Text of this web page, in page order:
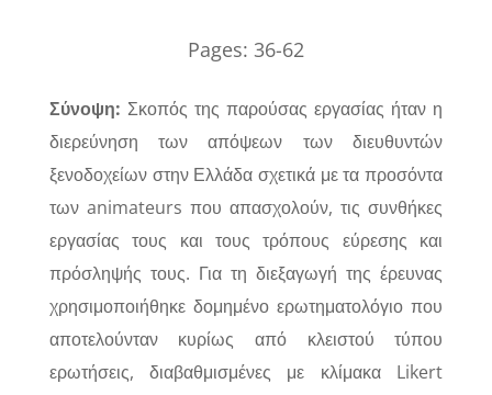
Pages: 36-62
Σύνοψη: Σκοπός της παρούσας εργασίας ήταν η
διερεύνηση των απόψεων των διευθυντών
ξενοδοχείων στην Ελλάδα σχετικά με τα προσόντα
των animateurs που απασχολούν, τις συνθήκες
εργασίας τους και τους τρόπους εύρεσης και
πρόσληψής τους. Για τη διεξαγωγή της έρευνας
χρησιμοποιήθηκε δομημένο ερωτηματολόγιο που
αποτελούνταν κυρίως από κλειστού τύπου
ερωτήσεις, διαβαθμισμένες με κλίμακα Likert